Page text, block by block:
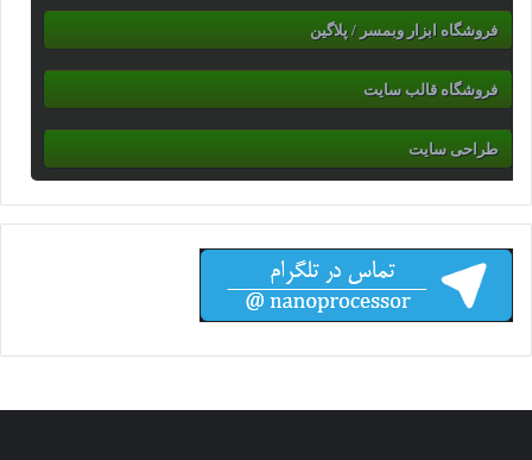
فروشگاه ابزار وبمسر / پلاگین
فروشگاه قالب سایت
طراحی سایت